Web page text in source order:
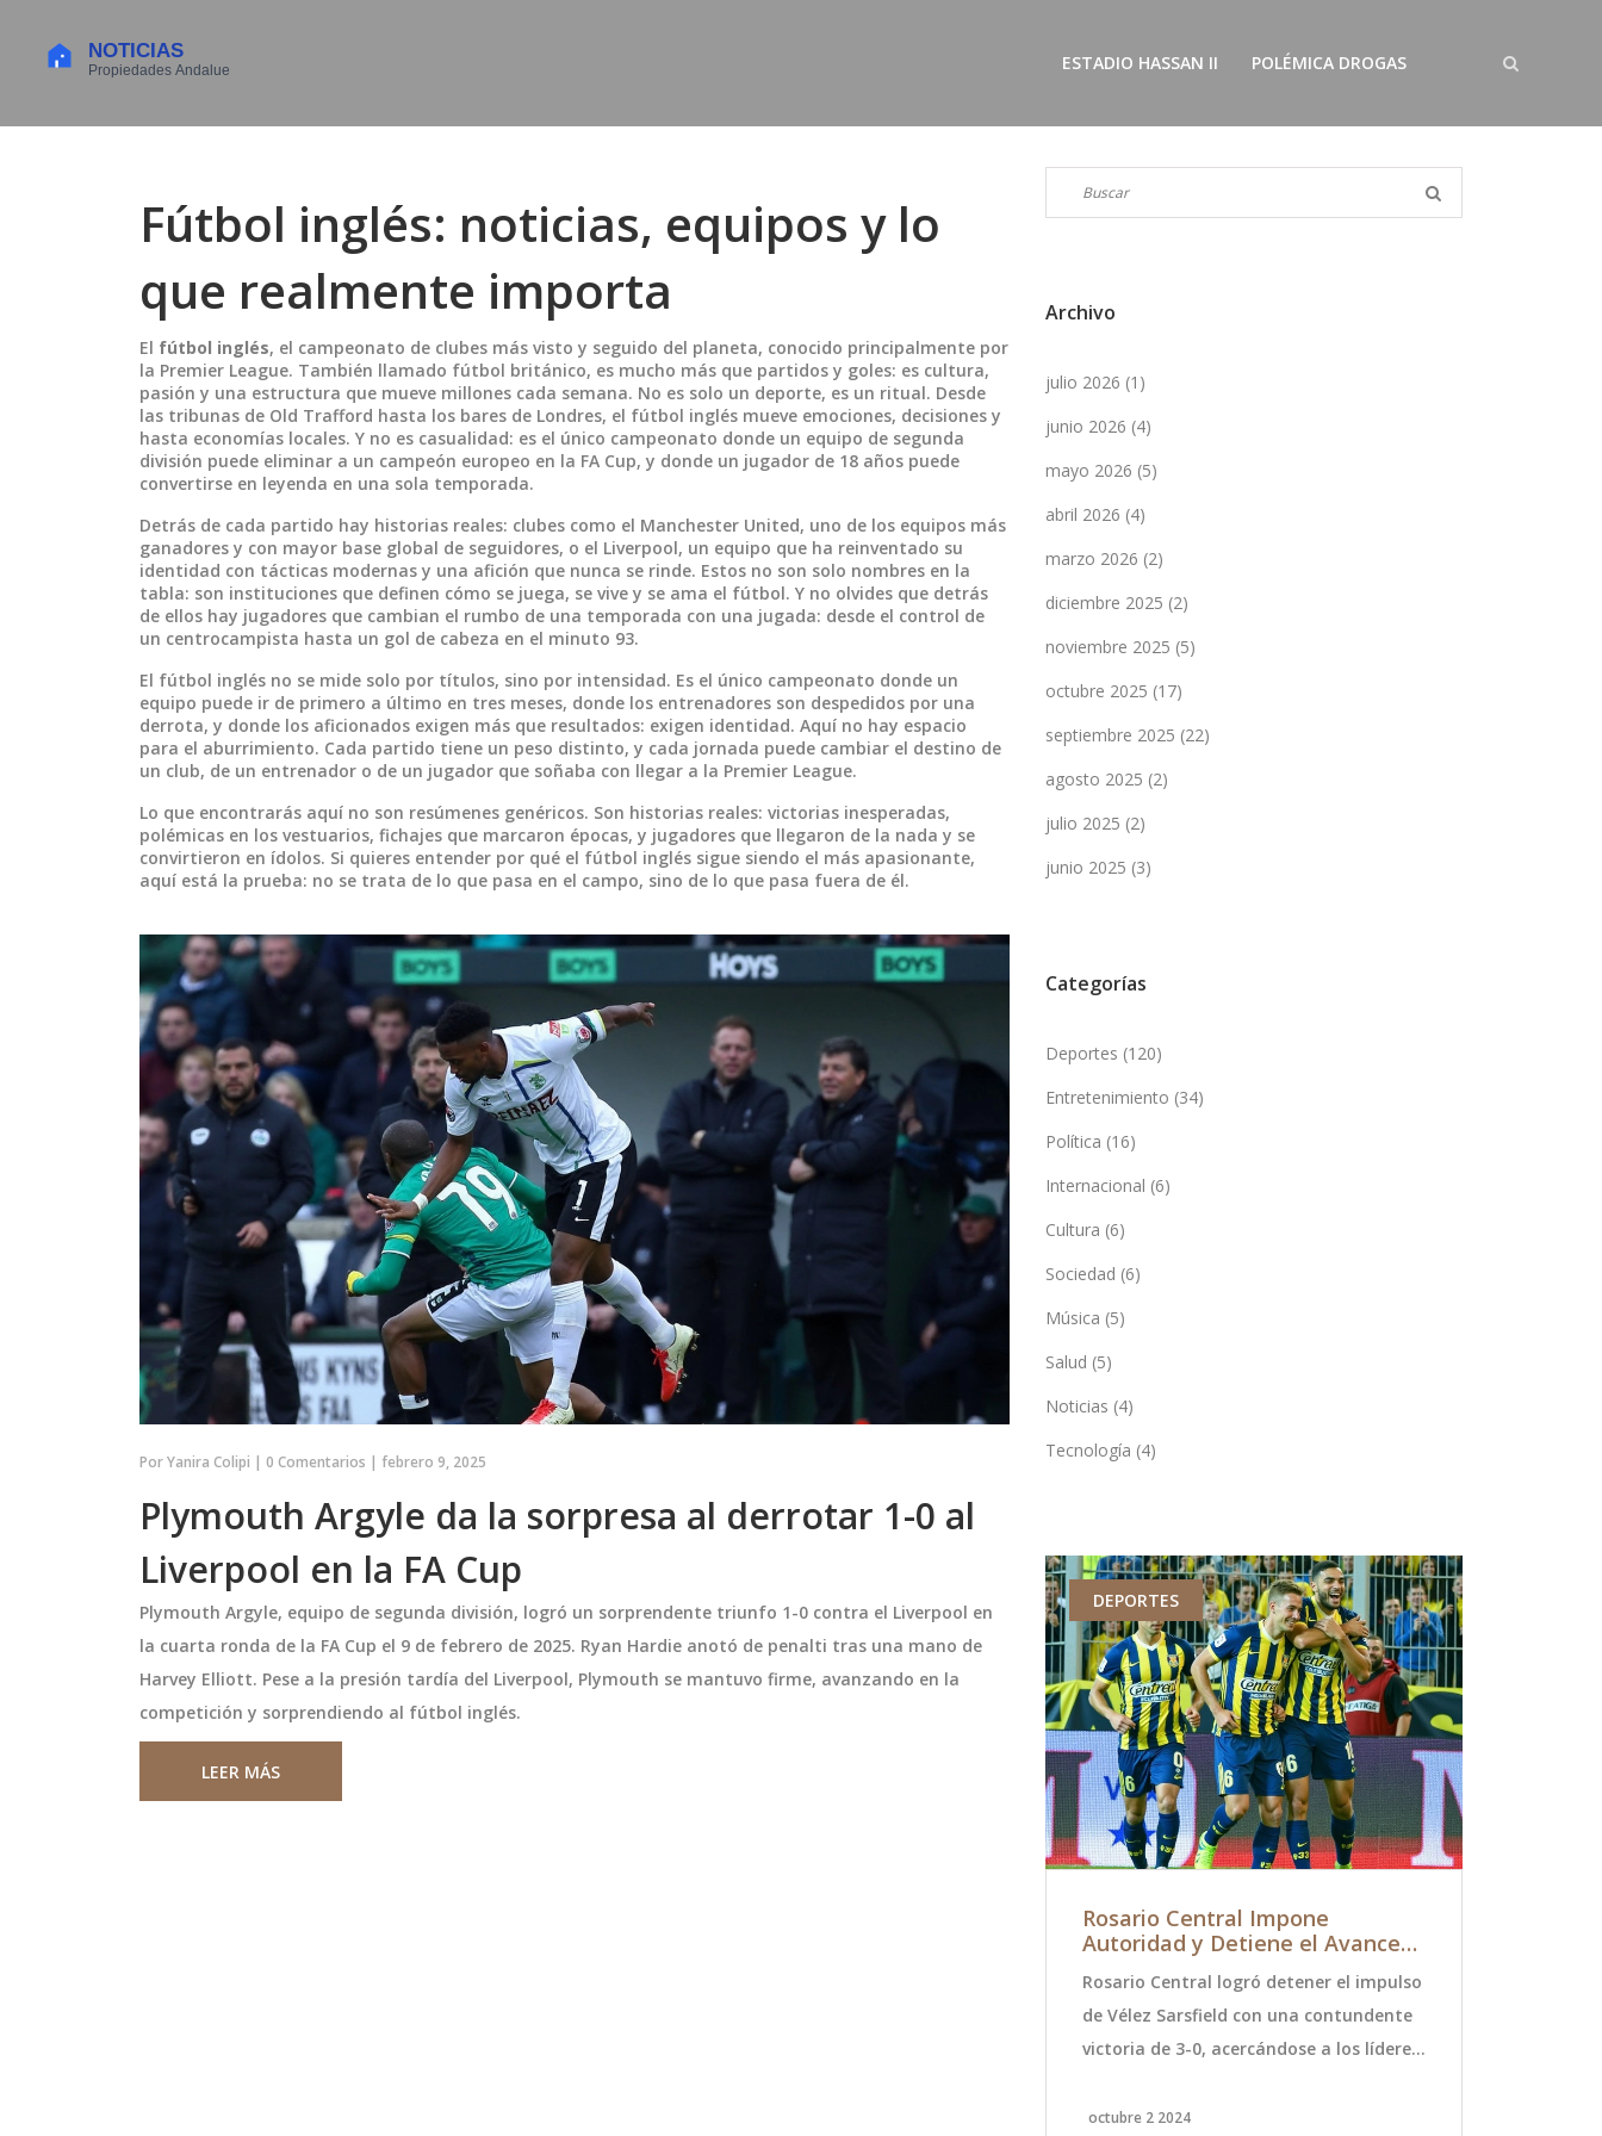
ESTADIO HASSAN II POLÉMICA DROGAS
Fútbol inglés: noticias, equipos y lo
que realmente importa
El fútbol inglés, el campeonato de clubes más visto y seguido del planeta, conocido principalmente por
la Premier League. También llamado fútbol británico, es mucho más que partidos y goles: es cultura,
pasión y una estructura que mueve millones cada semana. No es solo un deporte, es un ritual. Desde
las tribunas de Old Trafford hasta los bares de Londres, el fútbol inglés mueve emociones, decisiones y
hasta economías locales. Y no es casualidad: es el único campeonato donde un equipo de segunda
división puede eliminar a un campeón europeo en la FA Cup, y donde un jugador de 18 años puede
convertirse en leyenda en una sola temporada.
Detrás de cada partido hay historias reales: clubes como el Manchester United, uno de los equipos más
ganadores y con mayor base global de seguidores, o el Liverpool, un equipo que ha reinventado su
identidad con tácticas modernas y una afición que nunca se rinde. Estos no son solo nombres en la
tabla: son instituciones que definen cómo se juega, se vive y se ama el fútbol. Y no olvides que detrás
de ellos hay jugadores que cambian el rumbo de una temporada con una jugada: desde el control de
un centrocampista hasta un gol de cabeza en el minuto 93.
El fútbol inglés no se mide solo por títulos, sino por intensidad. Es el único campeonato donde un
equipo puede ir de primero a último en tres meses, donde los entrenadores son despedidos por una
derrota, y donde los aficionados exigen más que resultados: exigen identidad. Aquí no hay espacio
para el aburrimiento. Cada partido tiene un peso distinto, y cada jornada puede cambiar el destino de
un club, de un entrenador o de un jugador que soñaba con llegar a la Premier League.
Lo que encontrarás aquí no son resúmenes genéricos. Son historias reales: victorias inesperadas,
polémicas en los vestuarios, fichajes que marcaron épocas, y jugadores que llegaron de la nada y se
convirtieron en ídolos. Si quieres entender por qué el fútbol inglés sigue siendo el más apasionante,
aquí está la prueba: no se trata de lo que pasa en el campo, sino de lo que pasa fuera de él.
PorYanira Colipi | 0 Comentarios | febrero 9, 2025
Plymouth Argyle da la sorpresa al derrotar 1-0 al
Liverpool en la FA Cup
Plymouth Argyle, equipo de segunda división, logró un sorprendente triunfo 1-0 contra el Liverpool en
la cuarta ronda de la FA Cup el 9 de febrero de 2025. Ryan Hardie anotó de penalti tras una mano de
Harvey Elliott. Pese a la presión tardía del Liverpool, Plymouth se mantuvo firme, avanzando en la
competición y sorprendiendo al fútbol inglés.
LEER MÁS
Archivo
julio 2026 (1)
junio 2026 (4)
mayo 2026 (5)
abril 2026 (4)
marzo 2026 (2)
diciembre 2025 (2)
noviembre 2025 (5)
octubre 2025 (17)
septiembre 2025 (22)
agosto 2025 (2)
julio 2025 (2)
junio 2025 (3)
Categorías
Deportes (120)
Entretenimiento (34)
Política (16)
Internacional (6)
Cultura (6)
Sociedad (6)
Música (5)
Salud (5)
Noticias (4)
Tecnología (4)
DEPORTES POLÍTICA Y SOCIEDAD DEPORTES
Rosario Central Impone
Autoridad y Detiene el Avance
Argentina
Rosario Central logró detener el impulso
de Vélez Sarsfield con una contundente
victoria de 3-0, acercándose a los líderes
partido se llevó a cabo el 1 de octubre de
octubre 2 2024